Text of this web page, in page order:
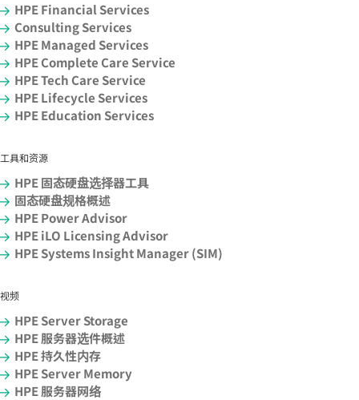
HPE Financial Services
Consulting Services
HPE Managed Services
HPE Complete Care Service
HPE Tech Care Service
HPE Lifecycle Services
HPE Education Services
工具和资源
HPE 固态硬盘选择器工具
固态硬盘规格概述
HPE Power Advisor
HPE iLO Licensing Advisor
HPE Systems Insight Manager (SIM)
视频
HPE Server Storage
HPE 服务器选件概述
HPE 持久性内存
HPE Server Memory
HPE 服务器网络